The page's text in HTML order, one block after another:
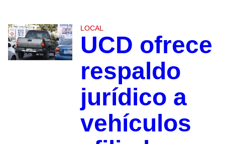
LOCAL
UCD ofrece
respaldo
jurídico a
vehículos